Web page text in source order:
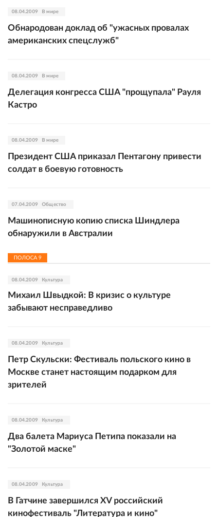
08.04.2009 В мире
Обнародован доклад об "ужасных провалах
американских спецслужб"
08.04.2009 В мире
Делегация конгресса США "прощупала" Рауля
Кастро
08.04.2009 В мире
Президент США приказал Пентагону привести
солдат в боевую готовность
07.04.2009 Общество
Машинописную копию списка Шиндлера
обнаружили в Австралии
ПОЛОСА 9
08.04.2009 Культура
Михаил Швыдкой: В кризис о культуре
забывают несправедливо
08.04.2009 Культура
Петр Скульски: Фестиваль польского кино в
Москве станет настоящим подарком для
зрителей
08.04.2009 Культура
Два балета Мариуса Петипа показали на
"Золотой маске"
08.04.2009 Культура
В Гатчине завершился XV российский
кинофестиваль "Литература и кино"